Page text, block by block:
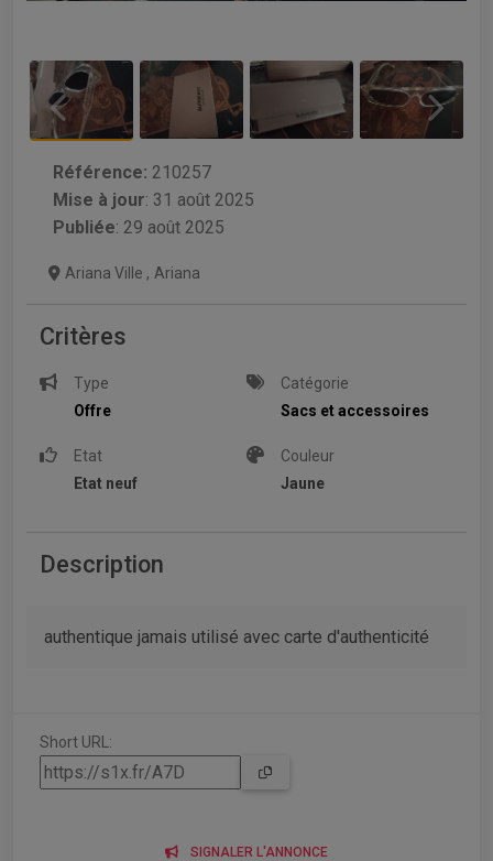
Référence: 210257
Mise à jour: 31 août 2025
Publiée: 29 août 2025
Ariana Ville , Ariana
Critères
Type
Offre
Catégorie
Sacs et accessoires
Etat
Etat neuf
Couleur
Jaune
Description
authentique jamais utilisé avec carte d'authenticité
Short URL:
SIGNALER L'ANNONCE